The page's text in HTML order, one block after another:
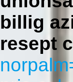
billig
resept